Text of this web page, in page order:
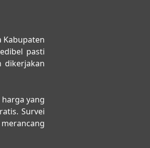
Kabupaten
pasti
dikerjakan
yang
Survei